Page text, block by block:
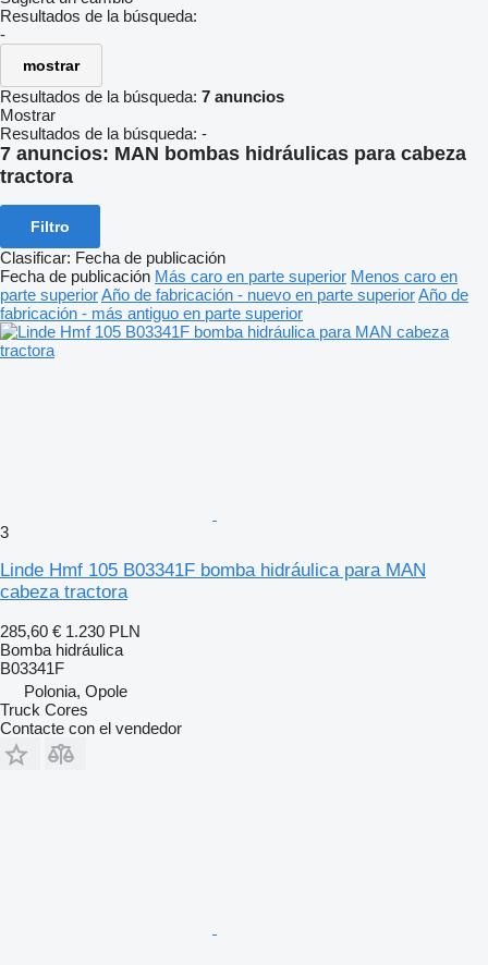
Resultados de la búsqueda:
-
mostrar
Resultados de la búsqueda: 7 anuncios
Mostrar
Resultados de la búsqueda: -
7 anuncios: MAN bombas hidráulicas para cabeza
tractora
Filtro
Clasificar: Fecha de publicación
Fecha de publicación Más caro en parte superior Menos caro en
parte superiorAño de fabricación - nuevo en parte superiorAño de
fabricación - más antiguo en parte superior
3
Linde Hmf 105 B03341F bomba hidráulica para MAN
cabeza tractora
285,60 € 1.230 PLN
Bomba hidráulica
B03341F
Polonia, Opole
Truck Cores
Contacte con el vendedor